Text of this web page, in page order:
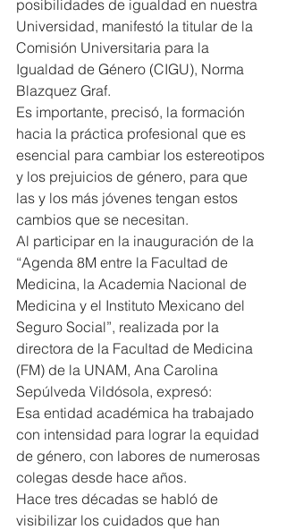
posibilidades de igualdad en nuestra
Universidad, manifestó la titular de la
Comisión Universitaria para la
Igualdad de Género (CIGU), Norma
Blazquez Graf.
Es importante, precisó, la formación
hacia la práctica profesional que es
esencial para cambiar los estereotipos
y los prejuicios de género, para que
las y los más jóvenes tengan estos
cambios que se necesitan.
Al participar en la inauguración de la
“Agenda 8M entre la Facultad de
Medicina, la Academia Nacional de
Medicina y el Instituto Mexicano del
Seguro Social”, realizada por la
directora de la Facultad de Medicina
(FM) de la UNAM, Ana Carolina
Sepúlveda Vildósola, expresó:
Esa entidad académica ha trabajado
con intensidad para lograr la equidad
de género, con labores de numerosas
colegas desde hace años.
Hace tres décadas se habló de
visibilizar los cuidados que han